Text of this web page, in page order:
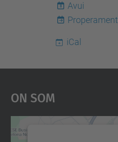
8
Avui
Properament
iCal
On Som